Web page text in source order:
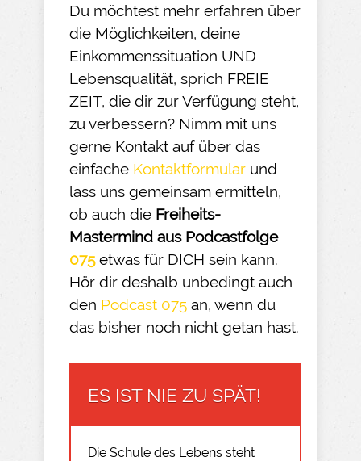
Du möchtest mehr erfahren über
die Möglichkeiten, deine
Einkommenssituation UND
Lebensqualität, sprich FREIE
ZEIT, die dir zur Verfügung steht,
zu verbessern? Nimm mit uns
gerne Kontakt auf über das
einfache Kontaktformular und
lass uns gemeinsam ermitteln,
ob auch die Freiheits-
Mastermind aus Podcastfolge
075etwas für DICH sein kann.
Hör dir deshalb unbedingt auch
den Podcast 075 an, wenn du
das bisher noch nicht getan hast.
ES IST NIE ZU SPÄT!
Die Schule des Lebens steht